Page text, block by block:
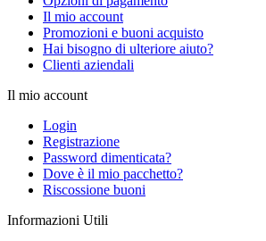
Il mio account
Promozioni e buoni acquisto
Hai bisogno di ulteriore aiuto?
Clienti aziendali
Il mio account
Login
Registrazione
Password dimenticata?
Dove è il mio pacchetto?
Riscossione buoni
Informazioni Utili